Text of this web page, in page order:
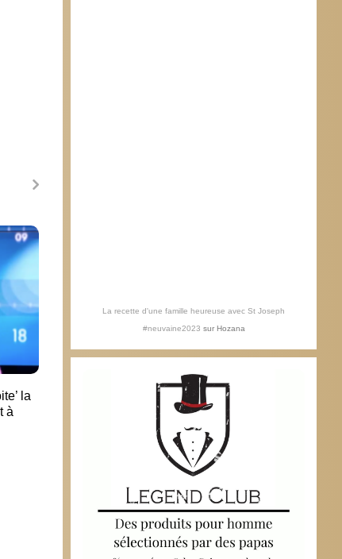
la
à
L’étonnante histoire des apparitions de
21 décembre 2024
La recette d'une famille heureuse avec St Joseph
#neuvaine2023 sur Hozana